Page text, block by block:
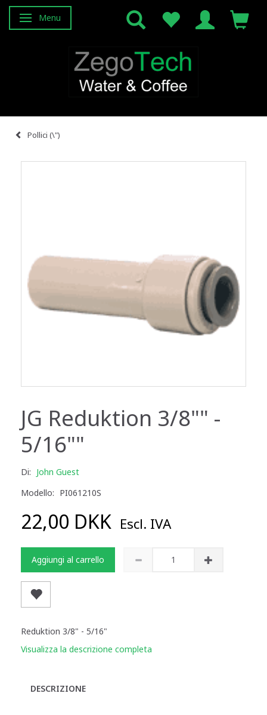
Attiva/disattiva navigazione
Menu
Pollici (\")
JG Reduktion 3/8"" -
5/16""
Di: John Guest
Modello: PI061210S
22,00 DKK Escl. IVA
Aggiungi al carrello
Reduktion 3/8" - 5/16"
Visualizza la descrizione completa
DESCRIZIONE